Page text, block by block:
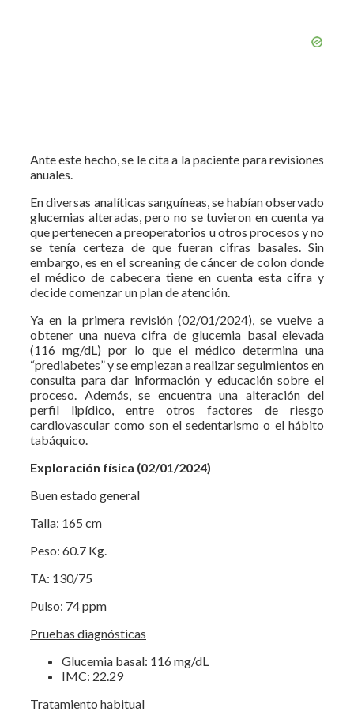
Ante este hecho, se le cita a la paciente para revisiones
anuales.
En diversas analíticas sanguíneas, se habían observado
glucemias alteradas, pero no se tuvieron en cuenta ya
que pertenecen a preoperatorios u otros procesos y no
se tenía certeza de que fueran cifras basales. Sin
embargo, es en el screaning de cáncer de colon donde
el médico de cabecera tiene en cuenta esta cifra y
decide comenzar un plan de atención.
Ya en la primera revisión (02/01/2024), se vuelve a
obtener una nueva cifra de glucemia basal elevada
(116 mg/dL) por lo que el médico determina una
“prediabetes” y se empiezan a realizar seguimientos en
consulta para dar información y educación sobre el
proceso. Además, se encuentra una alteración del
perfil lipídico, entre otros factores de riesgo
cardiovascular como son el sedentarismo o el hábito
tabáquico.
Exploración física (02/01/2024)
Buen estado general
Talla: 165 cm
Peso: 60.7 Kg.
TA: 130/75
Pulso: 74 ppm
Pruebas diagnósticas
Glucemia basal: 116 mg/dL
IMC: 22.29
Tratamiento habitual